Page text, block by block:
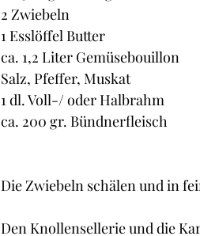
2 Zwiebeln
1 Esslöffel Butter
ca. 1,2 Liter Gemüsebouillon
Salz, Pfeffer, Muskat
1 dl. Voll-/ oder Halbrahm
ca. 200 gr. Bündnerfleisch
Die Zwiebeln schälen und in
Den Knollensellerie und die